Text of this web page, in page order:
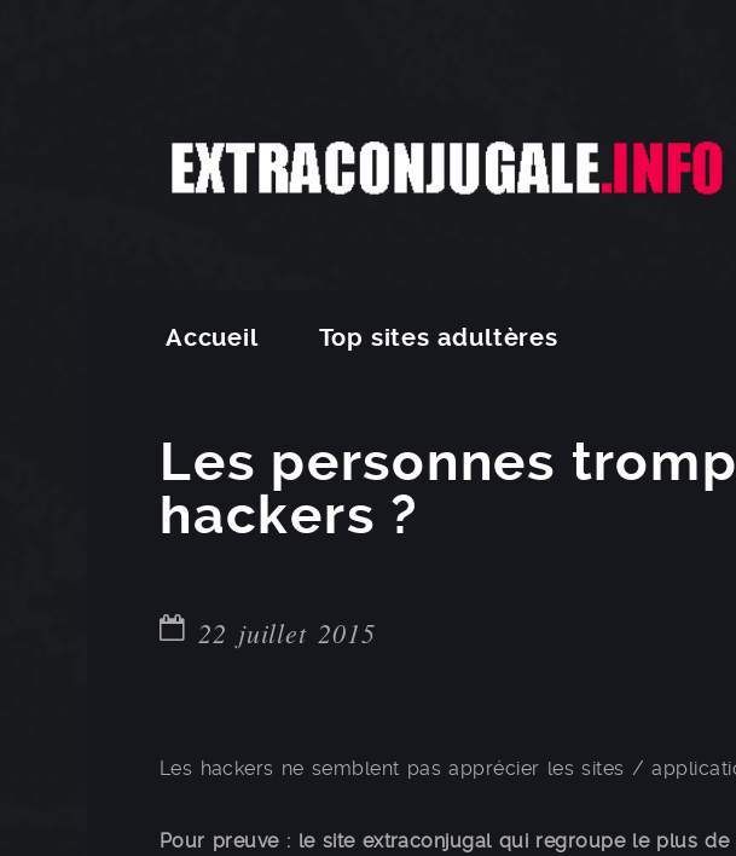
Accueil Top sites adultères
Les personnes
hackers ?
22 juillet 2015
Les hackers ne semblent pas apprécier les sites /
Pour preuve : le site extraconjugal qui regroupe le plus